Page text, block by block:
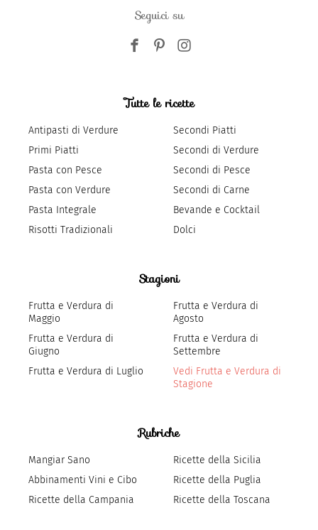
Seguici su
Tutte le ricette
Antipasti di Verdure
Primi Piatti
Pasta con Pesce
Pasta con Verdure
Pasta Integrale
Risotti Tradizionali
Secondi Piatti
Secondi di Verdure
Secondi di Pesce
Secondi di Carne
Bevande e Cocktail
Dolci
Stagioni
Frutta e Verdura di
Maggio
Frutta e Verdura di
Giugno
Frutta e Verdura di Luglio
Frutta e Verdura di
Agosto
Frutta e Verdura di
Settembre
Vedi Frutta e Verdura di
Stagione
Rubriche
Mangiar Sano
Abbinamenti Vini e Cibo
Ricette della Campania
Ricette della Sicilia
Ricette della Puglia
Ricette della Toscana